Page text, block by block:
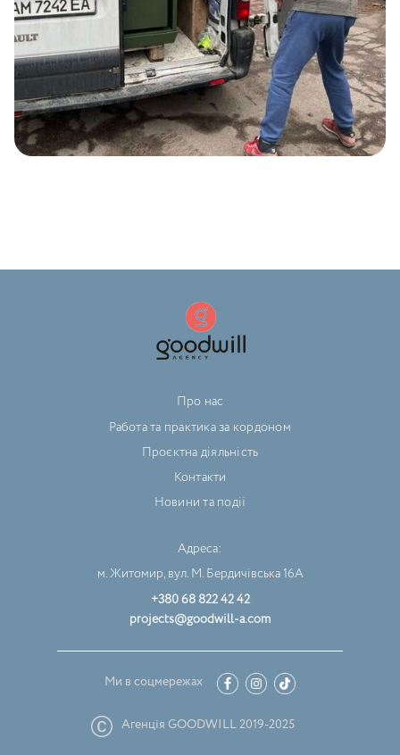
Про нас
Работа та практика за кордоном
Проєктна діяльність
Контакти
Новини та події
Адреса:
м. Житомир, вул. М. Бердичівська 16А
+380 68 822 42 42
projects@goodwill-a.com
Ми в соцмережах
Агенція GOODWILL 2019-2025